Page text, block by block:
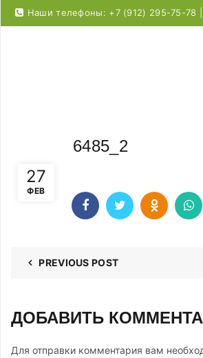
Наши телефоны: +7 (912) 295-75-78
27
ФЕВ
6485_2
PREVIOUS POST
ДОБАВИТЬ
Для отправки комментария вам